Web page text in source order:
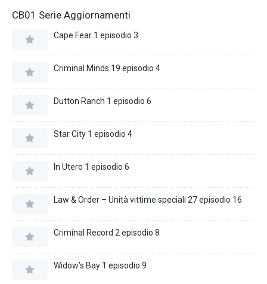
CB01 Serie Aggiornamenti
Cape Fear 1 episodio 3
Criminal Minds 19 episodio 4
Dutton Ranch 1 episodio 6
Star City 1 episodio 4
In Utero 1 episodio 6
Law & Order – Unità vittime speciali 27 episodio 16
Criminal Record 2 episodio 8
Widow’s Bay 1 episodio 9